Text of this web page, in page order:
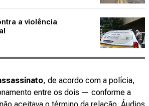
a violência
, de acordo com a polícia,
entre os dois — conforme a